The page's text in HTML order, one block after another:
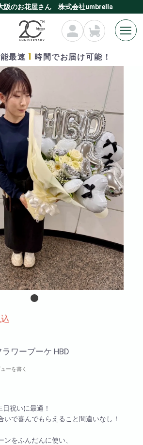
阪のお花屋さん 株式会社umbrella
最速 1 時間でお届け可能！
ワーブーケ HBD
ーを書く
祝いに最適！
いで喜んでもらえること間違いなし！
をふんだんに使い、